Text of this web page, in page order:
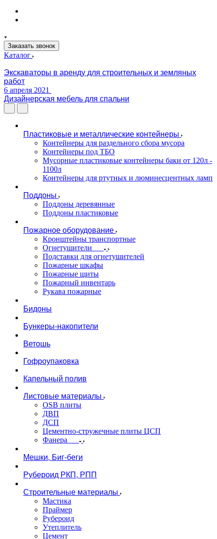
Заказать звонок
Каталог
Экскаваторы в аренду для строительных и земляных
работ
6 апреля 2021
Дизайнерская мебель для спальни
Пластиковые и металлические контейнеры
Контейнеры для раздельного сбора мусора
Контейнеры под ТБО
Мусорные пластиковые контейнеры баки от 120л -
1100л
Контейнеры для ртутных и люминесцентных ламп
Поддоны
Поддоны деревянные
Поддоны пластиковые
Пожарное оборудование
Кронштейны транспортные
Огнетушители
Подставки для огнетушителей
Пожарные шкафы
Пожарные щиты
Пожарный инвентарь
Рукава пожарные
Бидоны
Бункеры-накопители
Ветошь
Гофроупаковка
Капельный полив
Листовые материалы
OSB плиты
ДВП
ДСП
Цементно-стружечные плиты ЦСП
Фанера
Мешки, Биг-беги
Рубероид РКП, РПП
Строительные материалы
Мастика
Праймер
Рубероид
Утеплитель
Цемент